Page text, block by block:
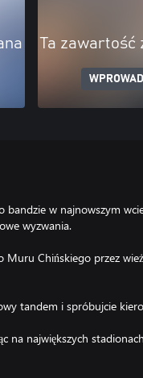
Ta zawartość
bandzie w najnowszym
wyzwania.
Muru Chińskiego przez
tandem i spróbujcie
na największych